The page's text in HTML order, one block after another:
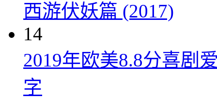
西游伏妖篇 (2017)
14
2019年欧美8.8分喜剧
字